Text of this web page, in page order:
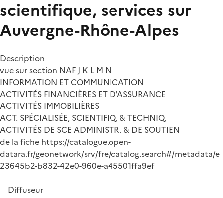
scientifique, services sur
Auvergne-Rhône-Alpes
Description
vue sur section NAF J K L M N
INFORMATION ET COMMUNICATION
ACTIVITÉS FINANCIÈRES ET D'ASSURANCE
ACTIVITÉS IMMOBILIÈRES
ACT. SPÉCIALISÉE, SCIENTIFIQ. & TECHNIQ.
ACTIVITÉS DE SCE ADMINISTR. & DE SOUTIEN
de la fiche https://catalogue.open-
datara.fr/geonetwork/srv/fre/catalog.search#/metadata/e
23645b2-b832-42e0-960e-a45501ffa9ef
Diffuseur